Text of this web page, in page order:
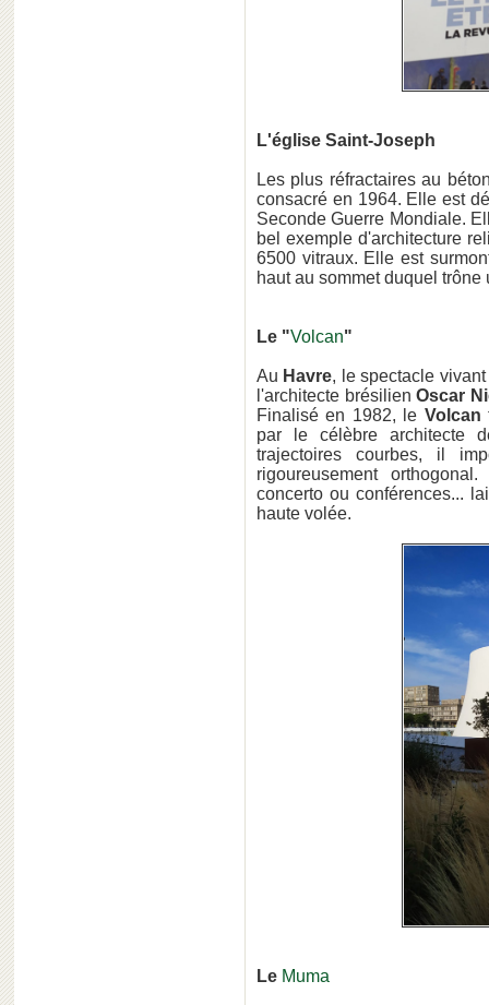
L'église Saint-Joseph
Les plus réfractaires au
consacré en 1964. Elle est
Seconde Guerre Mondiale.
bel exemple d'architecture
6500 vitraux. Elle est
haut au sommet duquel
Le "Volcan"
Au Havre, le spectacle
l'architecte brésilienOscar
Finalisé en 1982, le Volcan
par le célèbre architecte
trajectoires courbes, il
rigoureusement
concerto ou conférences...
haute volée.
Le Muma